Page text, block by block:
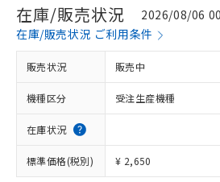
在庫/販売状況
2026/08/06
在庫/販売状況 ご利用条件
販売状況 販売中
機種区分 受注生産機種
在庫状況
標準価格(税別) ¥ 2,650